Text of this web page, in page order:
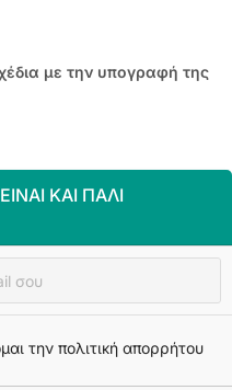
με την υπογραφή της
ΚΑΙ ΠΆΛΙ
την πολιτική απορρήτου